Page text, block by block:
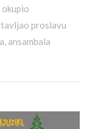
okupio
proslavu
ansambala